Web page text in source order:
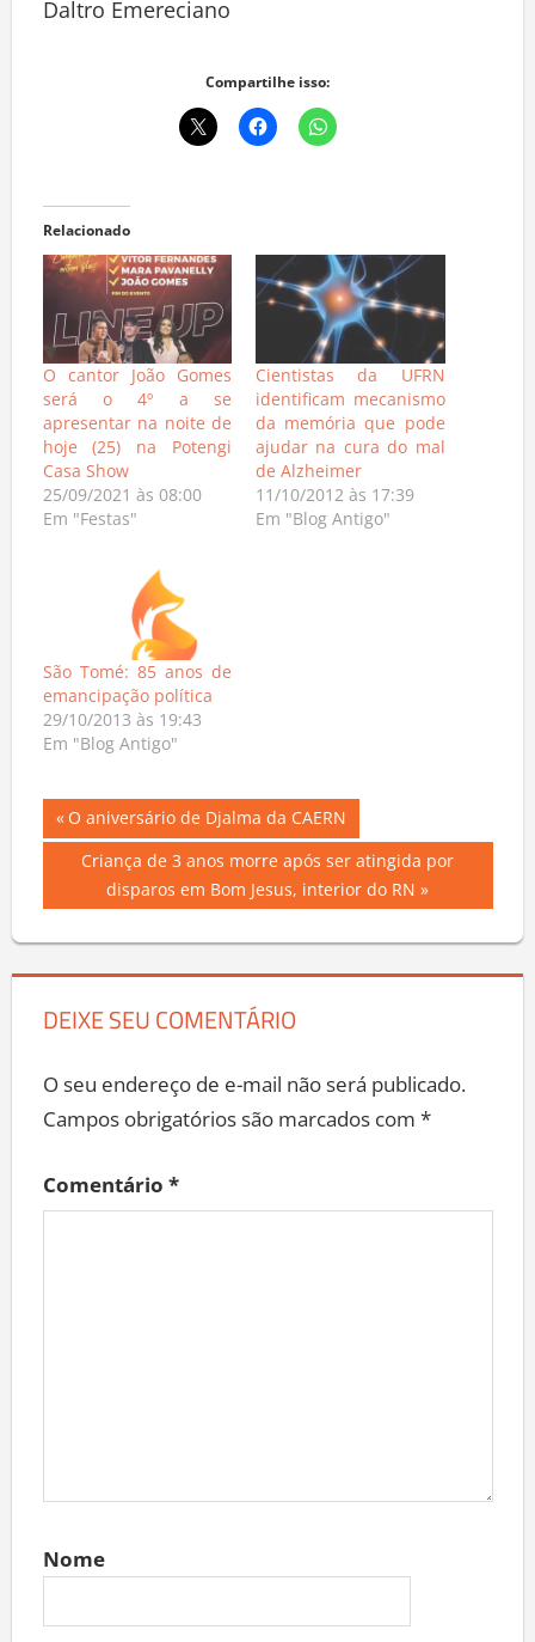
Daltro Emereciano
Compartilhe isso:
Relacionado
O cantor João Gomes
será o 4º a se
apresentar na noite de
hoje (25) na Potengi
Casa Show
25/09/2021 às 08:00
Em "Festas"
Cientistas da UFRN
identificam mecanismo
da memória que pode
ajudar na cura do mal
de Alzheimer
11/10/2012 às 17:39
Em "Blog Antigo"
São Tomé: 85 anos de
emancipação política
29/10/2013 às 19:43
Em "Blog Antigo"
Navegação
de
Post
Previous
Post:
O aniversário de Djalma da CAERN
Next
Post:
Criança de 3 anos morre após ser atingida por
disparos em Bom Jesus, interior do RN
DEIXE SEU COMENTÁRIO
O seu endereço de e-mail não será publicado.
Campos obrigatórios são marcados com *
Comentário *
Nome